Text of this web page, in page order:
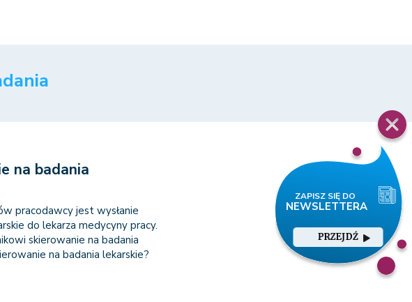
PRZEJDŹ
na badania
pracodawcy jest wysłanie
do lekarza medycyny pracy.
skierowanie na badania
na badania lekarskie?